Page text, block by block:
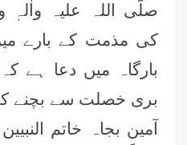
صلَّی اللہ علیہ
کی مذمت کے بارے
بارگاہ میں دعا ہے
بری خصلت سے بچنے
آمین بجاہ خاتم